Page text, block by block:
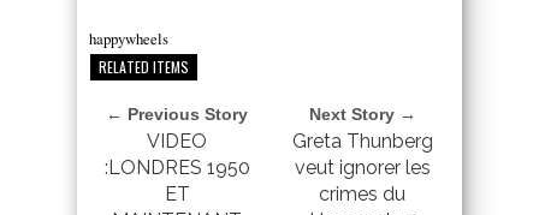
happywheels
RELATED ITEMS
← Previous Story
VIDEO
:LONDRES 1950
ET
Next Story →
Greta Thunberg
veut ignorer les
crimes du